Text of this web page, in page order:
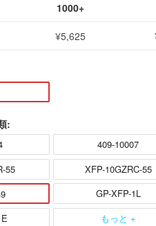
1000+
¥5,625
:
409-10007
55
XFP-10GZRC-55
GP-XFP-1L
もっと +